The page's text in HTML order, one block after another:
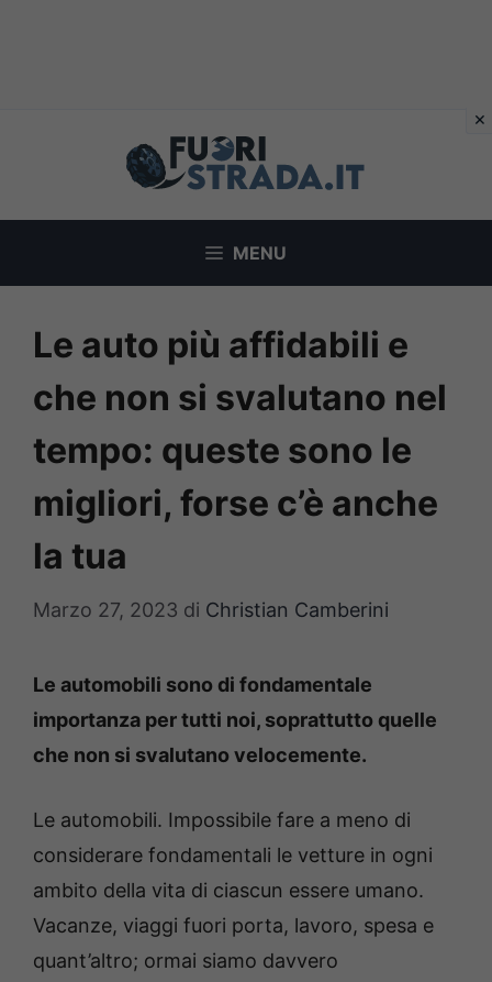
MENU
Le auto più affidabili e
che non si svalutano nel
tempo: queste sono le
migliori, forse c’è anche
la tua
Marzo 27, 2023 di Christian Camberini
Le automobili sono di fondamentale
importanza per tutti noi, soprattutto quelle
che non si svalutano velocemente.
Le automobili. Impossibile fare a meno di
considerare fondamentali le vetture in ogni
ambito della vita di ciascun essere umano.
Vacanze, viaggi fuori porta, lavoro, spesa e
quant’altro; ormai siamo davvero